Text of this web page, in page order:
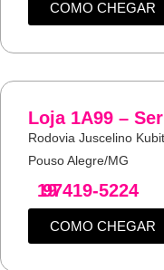
COMO CHEGAR
Loja 1A99 –
Rodovia Juscelino
Pouso Alegre/MG
19
97419-5224
COMO CHEGAR